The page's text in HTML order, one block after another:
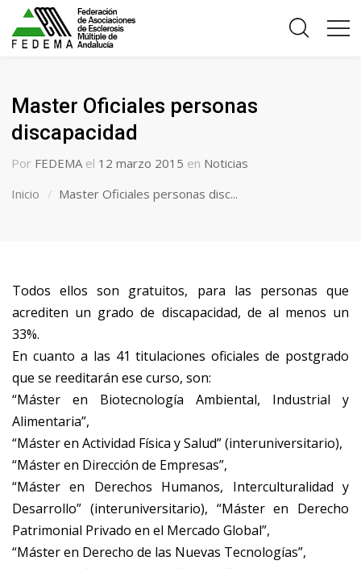
Master Oficiales personas
discapacidad
Por FEDEMA el 12 marzo 2015 en Noticias
Inicio
Master Oficiales personas disc...
Todos ellos son gratuitos, para las personas que
acrediten un grado de discapacidad, de al menos un
33%.
En cuanto a las 41 titulaciones oficiales de postgrado
que se reeditarán ese curso, son:
“Máster en Biotecnología Ambiental, Industrial y
Alimentaria”,
“Máster en Actividad Física y Salud” (interuniversitario),
“Máster en Dirección de Empresas”,
“Máster en Derechos Humanos, Interculturalidad y
Desarrollo” (interuniversitario), “Máster en Derecho
Patrimonial Privado en el Mercado Global”,
“Máster en Derecho de las Nuevas Tecnologías”,